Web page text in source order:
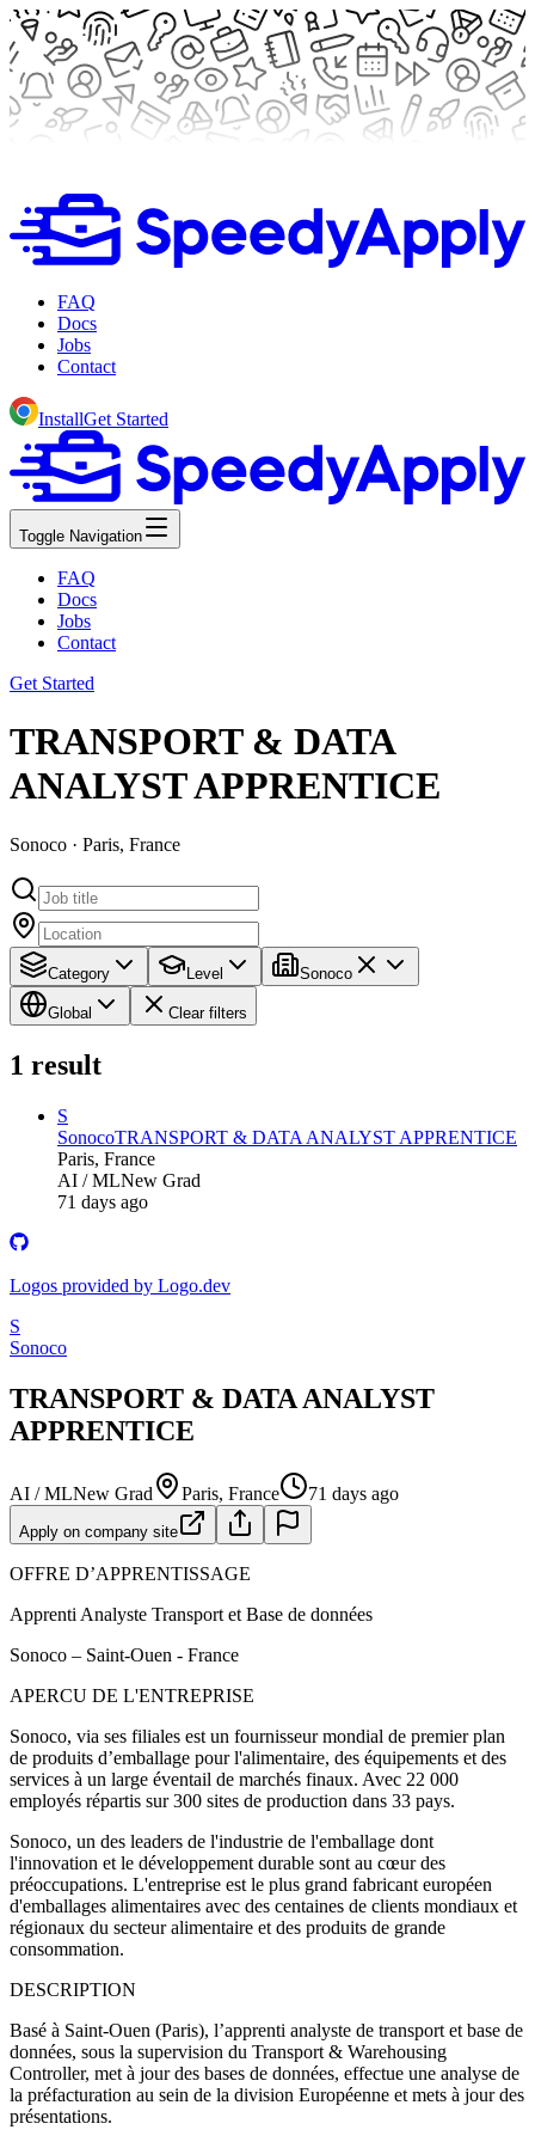
FAQ
Docs
Jobs
Contact
InstallGet Started
Toggle Navigation
FAQ
Docs
Jobs
Contact
Get Started
TRANSPORT & DATA
ANALYST APPRENTICE
Sonoco · Paris, France
Category Level Sonoco
Global Clear filters
1 result
S
SonocoTRANSPORT & DATA ANALYST APPRENTICE
Paris, France
AI / MLNew Grad
71 days ago
Logos provided by Logo.dev
S
Sonoco
TRANSPORT & DATA ANALYST
APPRENTICE
AI / MLNew Grad Paris, France 71 days ago
Apply on company site
OFFRE D’APPRENTISSAGE
Apprenti Analyste Transport et Base de données
Sonoco – Saint-Ouen - France
APERCU DE L'ENTREPRISE
Sonoco, via ses filiales est un fournisseur mondial de premier plan
de produits d’emballage pour l'alimentaire, des équipements et des
services à un large éventail de marchés finaux. Avec 22 000
employés répartis sur 300 sites de production dans 33 pays.
Sonoco, un des leaders de l'industrie de l'emballage dont
l'innovation et le développement durable sont au cœur des
préoccupations. L'entreprise est le plus grand fabricant européen
d'emballages alimentaires avec des centaines de clients mondiaux et
régionaux du secteur alimentaire et des produits de grande
consommation.
DESCRIPTION
Basé à Saint-Ouen (Paris), l’apprenti analyste de transport et base de
données, sous la supervision du Transport & Warehousing
Controller, met à jour des bases de données, effectue une analyse de
la préfacturation au sein de la division Européenne et mets à jour des
présentations.